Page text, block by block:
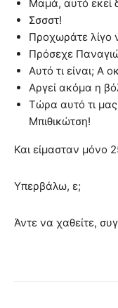
Μαμά, αυτό εκεί
Σσσστ!
Προχωράτε λίγο
Πρόσεχε
Αυτό τι είναι; Α
Αργεί ακόμα η
Τώρα αυτό τι
Μπιθικώτση!
Και είμασταν μόνο
Υπερβάλω, ε;
Άντε να χαθείτε,